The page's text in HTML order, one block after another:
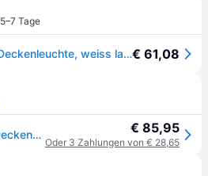
5–7 Tage
EGLO VENTO 1 Wand- / Deckenleuchte, weiss lackiert€ 61,08
EGLO VENTO 1, Wand-/Deckenbeleuchtung für den Außenbereich, Edelstahl, Glas, Edelstahl, IP44, I, Weiß € 85,95
Oder 3 Zahlungen von € 28,65